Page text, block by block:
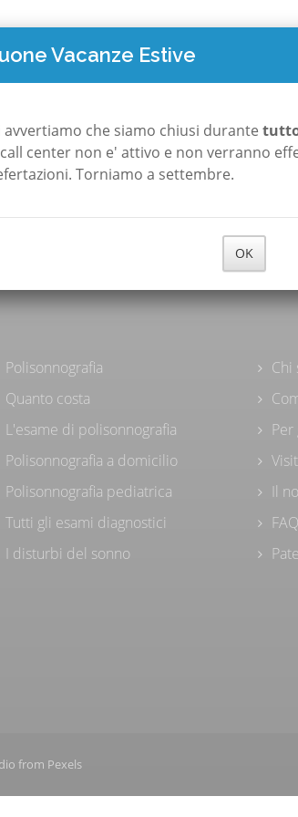
QUANTO COSTA POLISONNOGRAFIA
Polisonnografia
Quanto costa
L'esame di polisonnografia
Polisonnografia a domicilio
Polisonnografia pediatrica
Tutti gli esami diagnostici
I disturbi del sonno
Chi
Il
FAQ
from Pexels
Vacanze Estive
avvertiamo che siamo chiusi durante
center non e' attivo e non verranno
Torniamo a settembre.
OK